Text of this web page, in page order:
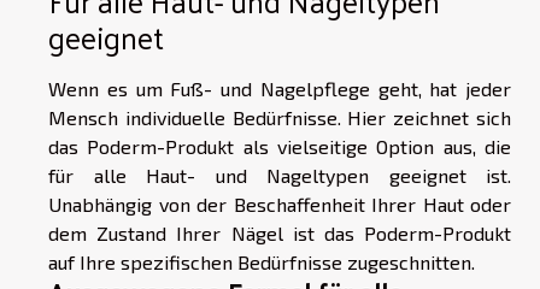
geeignet
Wenn es um Fuß- und Nagelpflege geht, hat jeder
Mensch individuelle Bedürfnisse. Hier zeichnet sich
das Poderm-Produkt als vielseitige Option aus, die
für alle Haut- und Nageltypen geeignet ist.
Unabhängig von der Beschaffenheit Ihrer Haut oder
dem Zustand Ihrer Nägel ist das Poderm-Produkt
auf Ihre spezifischen Bedürfnisse zugeschnitten.